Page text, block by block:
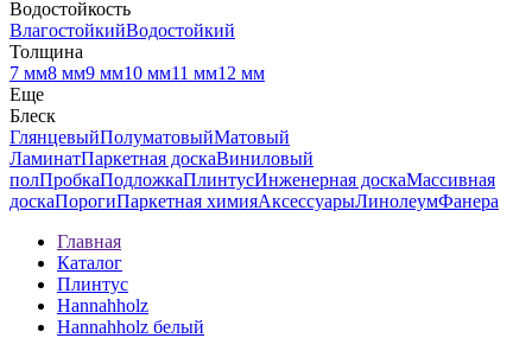
Водостойкость
ВлагостойкийВодостойкий
Толщина
7 мм8 мм9 мм10 мм11 мм12 мм
Еще
Блеск
ГлянцевыйПолуматовыйМатовый
ЛаминатПаркетная доскаВиниловый
полПробкаПодложкаПлинтусИнженерная доскаМассивная
доскаПорогиПаркетная химияАксессуарыЛинолеумФанера
Главная
Каталог
Плинтус
Hannahholz
Hannahholz белый